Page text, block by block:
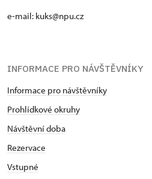
e-mail: kuks@npu.cz
INFORMACE PRO NÁVŠTĚVNÍKY
Informace pro návštěvníky
Prohlídkové okruhy
Návštěvní doba
Rezervace
Vstupné